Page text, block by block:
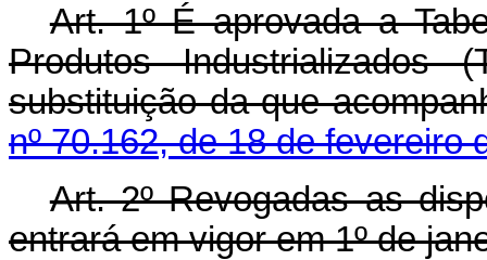
Art. 1º É aprovada a
Produtos
substituição da que
nº 70.162, de 18 de fevereiro
Art. 2º Revogadas as
entrará em vigor em 1º de